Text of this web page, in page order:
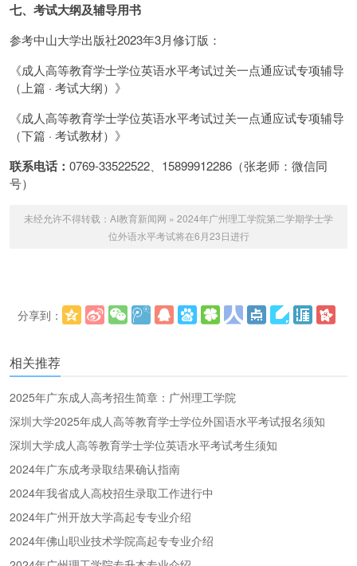
七、考试大纲及辅导用书
参考中山大学出版社2023年3月修订版：
《成人高等教育学士学位英语水平考试过关一点通应试专项辅导
（上篇 · 考试大纲）》
《成人高等教育学士学位英语水平考试过关一点通应试专项辅导
（下篇 · 考试教材）》
联系电话： 0769-33522522、15899912286（张老师：微信同
号）
未经允许不得转载： AI教育新闻网 » 2024年广州理工学院第二学期学士学
位外语水平考试将在6月23日进行
分享到：
相关推荐
2025年广东成人高考招生简章：广州理工学院
深圳大学2025年成人高等教育学士学位外国语水平考试报名须知
深圳大学成人高等教育学士学位英语水平考试考生须知
2024年广东成考录取结果确认指南
2024年我省成人高校招生录取工作进行中
2024年广州开放大学高起专专业介绍
2024年佛山职业技术学院高起专专业介绍